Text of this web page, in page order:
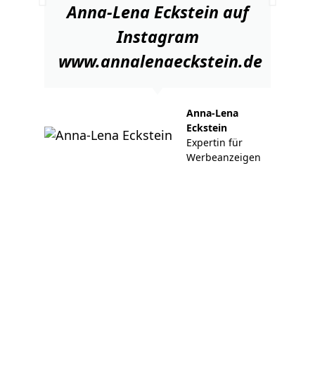
Anna-Lena Eckstein auf
Instagram
www.annalenaeckstein.de
Anna-Lena
Eckstein
Expertin für
Werbeanzeigen